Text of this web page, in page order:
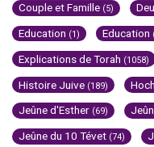
Couple et Famille (5)
Education (1) Education
Explications de Torah (1058)
Histoire Juive (189)
Jeûne d'Esther (69)
Jeûne du 10 Tévet (74)